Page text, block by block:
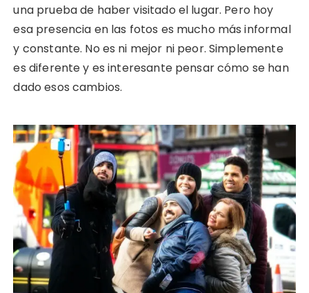
una prueba de haber visitado el lugar. Pero hoy
esa presencia en las fotos es mucho más informal
y constante. No es ni mejor ni peor. Simplemente
es diferente y es interesante pensar cómo se han
dado esos cambios.